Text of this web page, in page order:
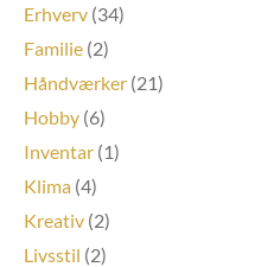
Erhverv (34)
Familie (2)
Håndværker (21)
Hobby (6)
Inventar (1)
Klima (4)
Kreativ (2)
Livsstil (2)